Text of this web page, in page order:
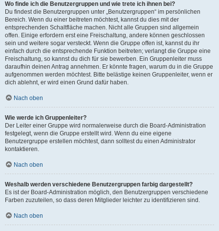
Wo finde ich die Benutzergruppen und wie trete ich ihnen bei?
Du findest die Benutzergruppen unter „Benutzergruppen“ im persönlichen
Bereich. Wenn du einer beitreten möchtest, kannst du dies mit der
entsprechenden Schaltfläche machen. Nicht alle Gruppen sind allgemein
offen. Einige erfordern erst eine Freischaltung, andere können geschlossen
sein und weitere sogar versteckt. Wenn die Gruppe offen ist, kannst du ihr
einfach durch die entsprechende Funktion beitreten; verlangt die Gruppe eine
Freischaltung, so kannst du dich für sie bewerben. Ein Gruppenleiter muss
daraufhin deinen Antrag annehmen. Er könnte fragen, warum du in die Gruppe
aufgenommen werden möchtest. Bitte belästige keinen Gruppenleiter, wenn er
dich ablehnt, er wird einen Grund dafür haben.
Nach oben
Wie werde ich Gruppenleiter?
Der Leiter einer Gruppe wird normalerweise durch die Board-Administration
festgelegt, wenn die Gruppe erstellt wird. Wenn du eine eigene
Benutzergruppe erstellen möchtest, dann solltest du einen Administrator
kontaktieren.
Nach oben
Weshalb werden verschiedene Benutzergruppen farbig dargestellt?
Es ist der Board-Administration möglich, den Benutzergruppen verschiedene
Farben zuzuteilen, so dass deren Mitglieder leichter zu identifizieren sind.
Nach oben